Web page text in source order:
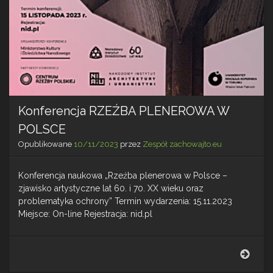
Konferencja RZEŹBA PLENEROWA W
POLSCE
Opublikowane 10/11/2023 przez Zespół zachowajto.eu
Konferencja naukowa „Rzeźba plenerowa w Polsce –
zjawisko artystyczne lat 60. i 70. XX wieku oraz
problematyka ochrony” Termin wydarzenia: 15.11.2023
Miejsce: On-line Rejestracja: nid.pl